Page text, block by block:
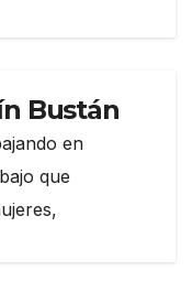
Bustán
en
que